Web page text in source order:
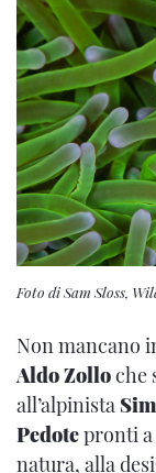
Foto di Sam Sloss,
Non mancano
Aldo Zolloche
all’alpinista
Pedotepronti a
natura, alla